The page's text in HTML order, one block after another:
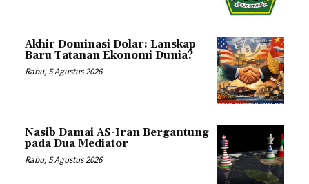
Akhir Dominasi Dolar: Lanskap
Baru Tatanan Ekonomi Dunia?
Rabu, 5 Agustus 2026
Nasib Damai AS-Iran Bergantung
pada Dua Mediator
Rabu, 5 Agustus 2026